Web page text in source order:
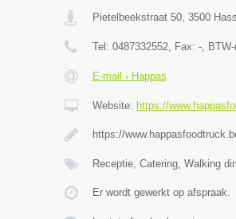
Pietelbeekstraat 50, 3500
Tel: 0487332552, Fax: -, BTW-
E-mail › Happas
Website: https://
https://
Receptie, Catering, Walking
Er wordt gewerkt op afspraak.